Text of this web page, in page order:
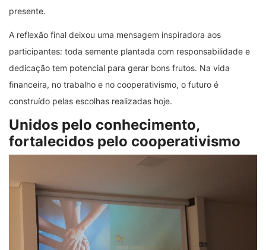
presente.
A reflexão final deixou uma mensagem inspiradora aos
participantes: toda semente plantada com responsabilidade e
dedicação tem potencial para gerar bons frutos. Na vida
financeira, no trabalho e no cooperativismo, o futuro é
construído pelas escolhas realizadas hoje.
Unidos pelo conhecimento,
fortalecidos pelo cooperativismo